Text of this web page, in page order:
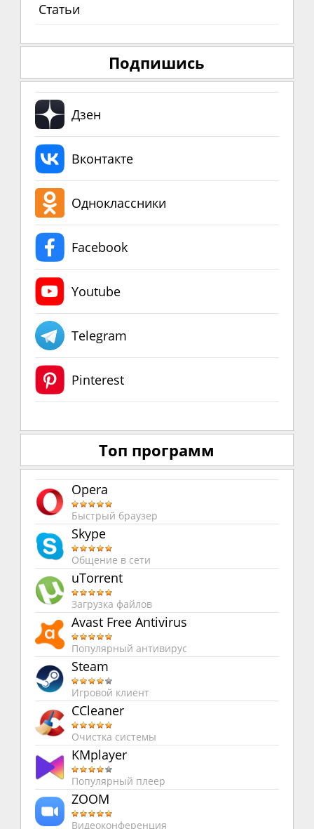
Статьи
Подпишись
Дзен
Вконтакте
Одноклассники
Facebook
Youtube
Telegram
Pinterest
Топ программ
Opera
Быстрый браузер
Skype
Общение в сети
uTorrent
Загрузка файлов
Avast Free Antivirus
Популярный антивирус
Steam
Игровой клиент
CCleaner
Очистка системы
KMplayer
Популярный плеер
ZOOM
Видеоконференция